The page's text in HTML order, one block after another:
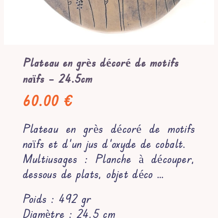
Contact
Rechercher:
Plateau en grès décoré de motifs
naïfs – 24.5cm
60.00€
Plateau en grès décoré de motifs
naïfs et d’un jus d’oxyde de cobalt.
Multiusages : Planche à découper,
dessous de plats, objet déco …
Poids : 492 gr
Diamètre : 24.5 cm